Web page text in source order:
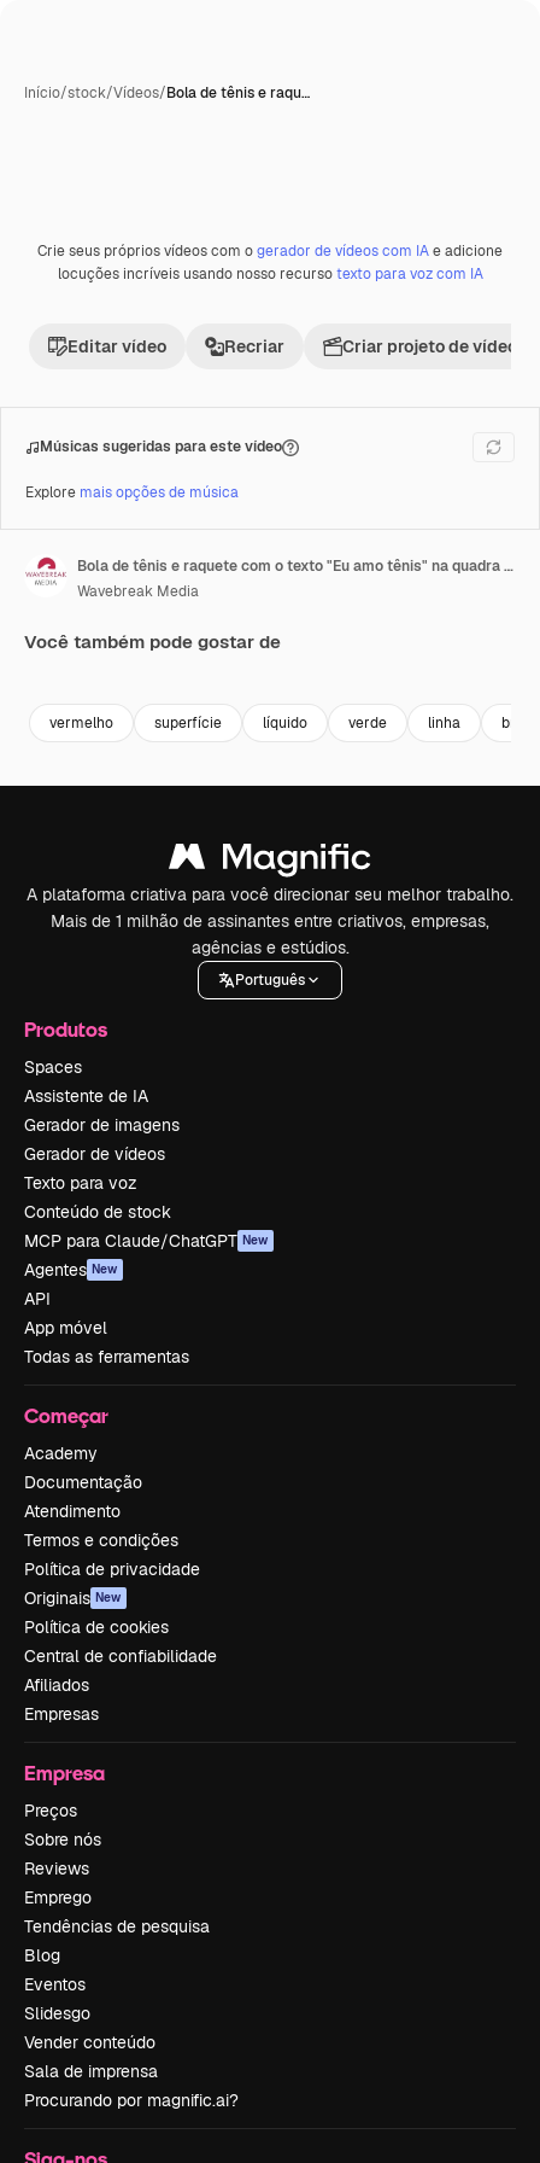
Início/stock/Vídeos/Bola de tênis e raqu…
Premium
Crie seus próprios vídeos com ogerador de vídeos com IAe adicione
locuções incríveis usando nosso recursotexto para voz com IA
Editar vídeo Recriar Criar projeto de vídeo
Músicas sugeridas para este vídeo
Explore mais opções de música
Bola de tênis e raquete com o texto "Eu amo tênis" na quadra 4k
Wavebreak Media
Você também pode gostar de
vermelho superfície líquido verde linha
A plataforma criativa para você direcionar seu melhor trabalho.
Mais de 1 milhão de assinantes entre criativos, empresas,
agências e estúdios.
Português
Produtos
Spaces
Assistente de IA
Gerador de imagens
Gerador de vídeos
Texto para voz
Conteúdo de stock
MCP para Claude/ChatGPT New
Agentes New
API
App móvel
Todas as ferramentas
Começar
Academy
Documentação
Atendimento
Termos e condições
Política de privacidade
Originais New
Política de cookies
Central de confiabilidade
Afiliados
Empresas
Empresa
Preços
Sobre nós
Reviews
Emprego
Tendências de pesquisa
Blog
Eventos
Slidesgo
Vender conteúdo
Sala de imprensa
Procurando por magnific.ai?